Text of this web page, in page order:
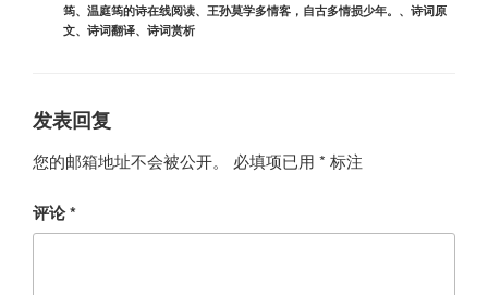
筠、 温庭筠的诗在线阅读、 王孙莫学多情客，自古多情损少年。 、 诗词原
文、 诗词翻译、 诗词赏析
发表回复
您的邮箱地址不会被公开。 必填项已用 * 标注
评论*